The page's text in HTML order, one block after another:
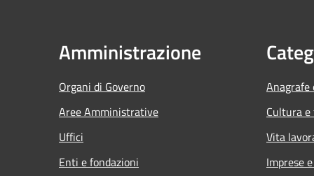
Amministrazione
Organi di Governo
Aree Amministrative
Uffici
Enti e fondazioni
Cultura
Vita
Imprese